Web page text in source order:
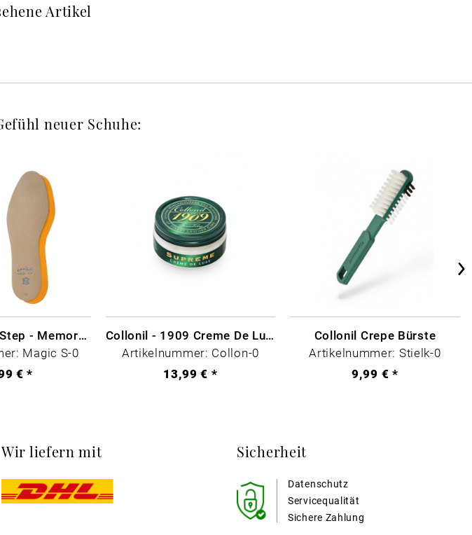
Artikel
neuer Schuhe:
Pedag Magic Step - Memory Schaum
Magic S-0
€ *
Collonil - 1909 Creme De Luxe Farblos
Artikelnummer: Collon-0
13,99 € *
Collonil Crepe Bürste
Artikelnummer: Stielk-0
9,99 € *
Wir liefern mit Sicherheit
Datenschutz
Sichere Zahlung
Servicequalität